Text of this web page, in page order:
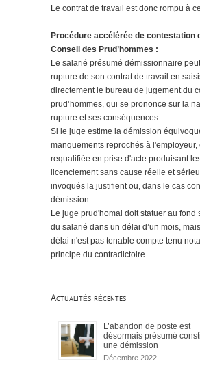
Le contrat de travail est donc rompu à
Procédure accélérée de contestation
Conseil des Prud’hommes :
Le salarié présumé démissionnaire
rupture de son contrat de travail en
directement le bureau de jugement du
prud’hommes, qui se prononce sur la
rupture et ses conséquences.
Si le juge estime la démission
manquements reprochés à l'employeur,
requalifiée en prise d'acte produisant
licenciement sans cause réelle et
invoqués la justifient ou, dans le cas
démission.
Le juge prud'homal doit statuer au fond
du salarié dans un délai d’un mois,
délai n'est pas tenable compte tenu
principe du contradictoire.
Actualités récentes
L’abandon de poste est
désormais présumé
une démission
Décembre 2022